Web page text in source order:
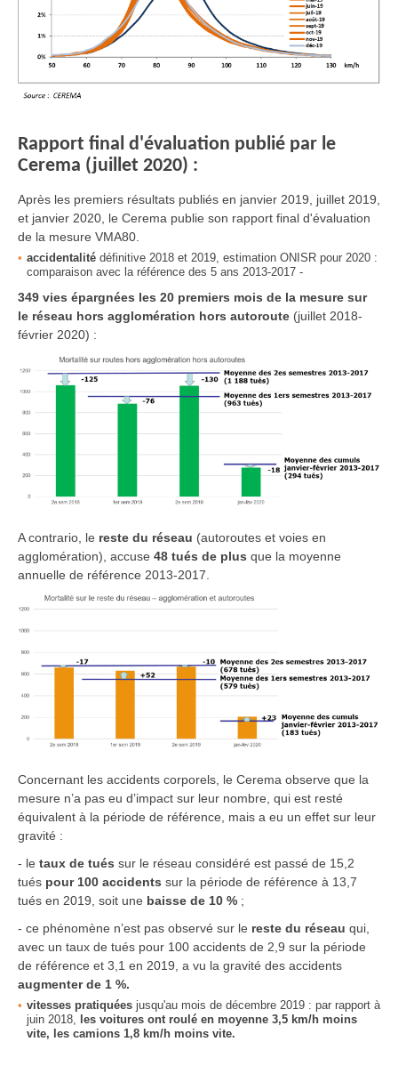
Rapport final d'évaluation publié par le
Cerema (juillet 2020) :
Après les premiers résultats publiés en janvier 2019, juillet 2019,
et janvier 2020, le Cerema publie son rapport final d'évaluation
de la mesure VMA80.
accidentalité définitive 2018 et 2019, estimation ONISR pour 2020 :
comparaison avec la référence des 5 ans 2013-2017 -
349 vies épargnées les 20 premiers mois de la mesure sur
le réseau hors agglomération hors autoroute (juillet 2018-
février 2020) :
A contrario, le reste du réseau (autoroutes et voies en
agglomération), accuse 48 tués de plus que la moyenne
annuelle de référence 2013-2017.
Concernant les accidents corporels, le Cerema observe que la
mesure n’a pas eu d’impact sur leur nombre, qui est resté
équivalent à la période de référence, mais a eu un effet sur leur
gravité :
- le taux de tués sur le réseau considéré est passé de 15,2
tués pour 100 accidents sur la période de référence à 13,7
tués en 2019, soit une baisse de 10 % ;
- ce phénomène n’est pas observé sur le reste du réseau qui,
avec un taux de tués pour 100 accidents de 2,9 sur la période
de référence et 3,1 en 2019, a vu la gravité des accidents
augmenter de 1 %.
vitesses pratiquées jusqu'au mois de décembre 2019 : par rapport à
juin 2018, les voitures ont roulé en moyenne 3,5 km/h moins
vite, les camions 1,8 km/h moins vite.